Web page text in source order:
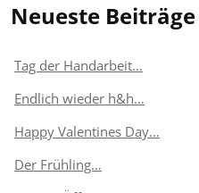
Neueste Beiträge
Tag der Handarbeit…
Endlich wieder h&h…
Happy Valentines Day…
Der Frühling…